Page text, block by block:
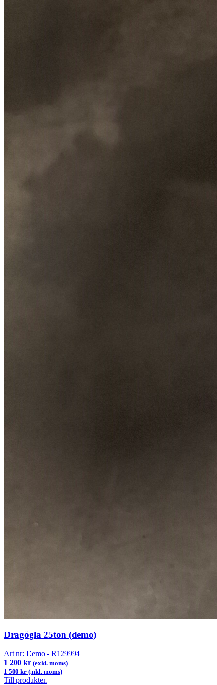
Dragögla 25ton (demo)
Art.nr: Demo - R129994
1 200 kr (exkl. moms)
1 500 kr (inkl. moms)
Till produkten